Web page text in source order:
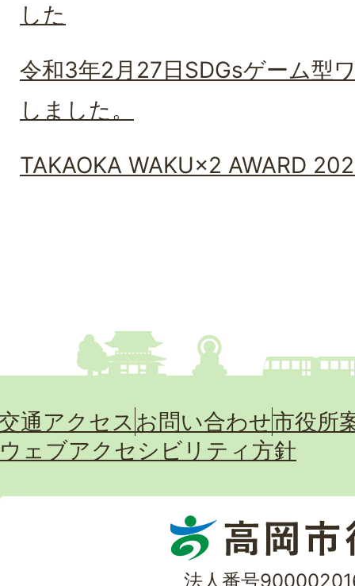
した
令和3年2月27日SDGsゲーム型
しました。
TAKAOKA WAKU×2 AWARD
通アクセス お問い合わせ市役所
ウェブアクセシビリティ方針
法人番号